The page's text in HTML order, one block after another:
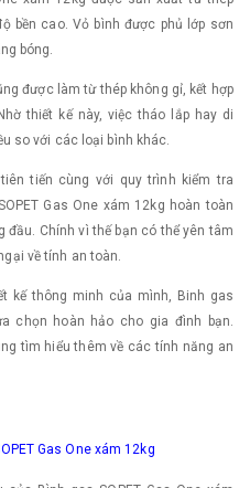
bền cao. Vỏ bình được phủ lớp sơn
bóng.
được làm từ thép không gỉ, kết hợp
thiết kế này, việc tháo lắp hay di
so với các loại bình khác.
tiến cùng với quy trình kiểm tra
Gas One xám 12kg hoàn toàn
Chính vì thế bạn có thể yên tâm
về tính an toàn.
kế thông minh của mình, Binh gas
chọn hoàn hảo cho gia đình bạn.
tìm hiểu thêm về các tính năng an
Gas One xám 12kg